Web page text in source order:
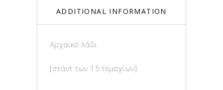
ADDITIONAL INFORMATION
Αρχαϊκό λάδι
[στάντ των 15 τεμαχίων]